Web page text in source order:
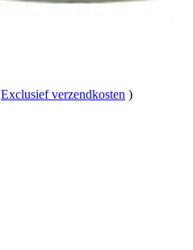
Exclusief verzendkosten )